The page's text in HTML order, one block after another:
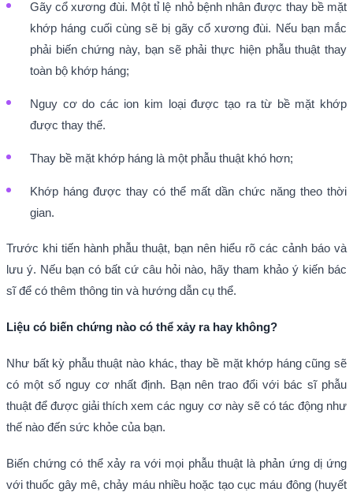
Gãy cổ xương đùi. Một tỉ lệ nhỏ bệnh nhân được thay bề mặt
khớp háng cuối cùng sẽ bị gãy cổ xương đùi. Nếu bạn mắc
phải biến chứng này, bạn sẽ phải thực hiện phẫu thuật thay
toàn bộ khớp háng;
Nguy cơ do các ion kim loại được tạo ra từ bề mặt khớp
được thay thế.
Thay bề mặt khớp háng là một phẫu thuật khó hơn;
Khớp háng được thay có thể mất dần chức năng theo thời
gian.
Trước khi tiến hành phẫu thuật, bạn nên hiểu rõ các cảnh báo và
lưu ý. Nếu bạn có bất cứ câu hỏi nào, hãy tham khảo ý kiến bác
sĩ để có thêm thông tin và hướng dẫn cụ thể.
Liệu có biến chứng nào có thể xảy ra hay không?
Như bất kỳ phẫu thuật nào khác, thay bề mặt khớp háng cũng sẽ
có một số nguy cơ nhất định. Bạn nên trao đổi với bác sĩ phẫu
thuật để được giải thích xem các nguy cơ này sẽ có tác động như
thế nào đến sức khỏe của bạn.
Biến chứng có thể xảy ra với mọi phẫu thuật là phản ứng dị ứng
với thuốc gây mê, chảy máu nhiều hoặc tạo cục máu đông (huyết